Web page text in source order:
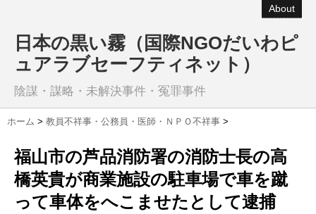
About
日本の黒い霧（国際NGOだいわピ
ュアラブセーフティネット）
陰謀・謀略・未解決事件・冤罪事件
ホーム > 教員不祥事・公務員・医師・ＮＰＯ不祥事 >
福山市の芦品消防署の消防士長の高
橋英貴が商業施設の駐車場で車を蹴
って車体をへこませたとして逮捕